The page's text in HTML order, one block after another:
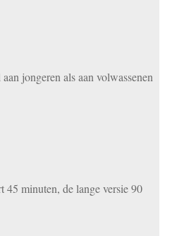
jongeren als aan volwassenen
minuten, de lange versie 90